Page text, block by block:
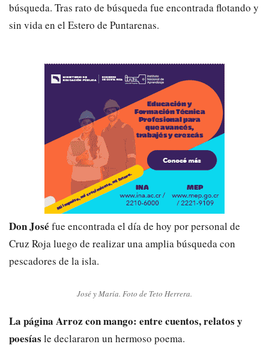
búsqueda. Tras rato de búsqueda fue encontrada flotando y
sin vida en el Estero de Puntarenas.
Don José fue encontrada el día de hoy por personal de
Cruz Roja luego de realizar una amplia búsqueda con
pescadores de la isla.
José y María. Foto de Teto Herrera.
La página Arroz con mango: entre cuentos, relatos y
poesías le declararon un hermoso poema.